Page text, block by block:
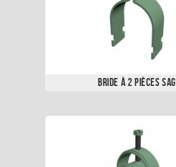
Bride à 2 Pièces SAG